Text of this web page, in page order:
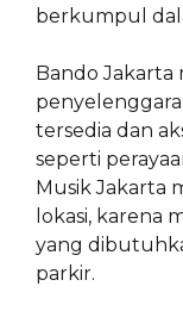
berkumpul
Bando Jakarta
penyelenggara
tersedia dan
seperti
Musik Jakarta
lokasi, karena
yang
parkir.